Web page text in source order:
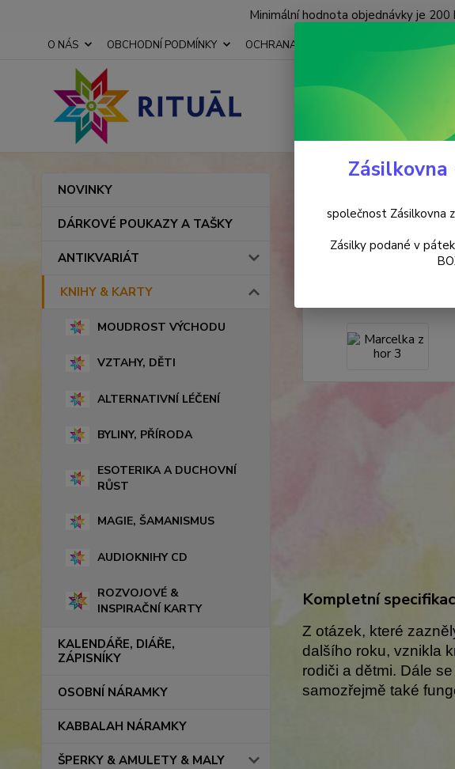
Minimální hodnota objednávky je
O NÁS OBCHODNÍ PODMÍNKY OCHRANA OSOBNÍCH ÚDAJŮ
NOVINKY
DÁRKOVÉ POUKAZY A TAŠKY
ANTIKVARIÁT
KNIHY & KARTY
MOUDROST VÝCHODU
VZTAHY, DĚTI
ALTERNATIVNÍ LÉČENÍ
BYLINY, PŘÍRODA
ESOTERIKA A DUCHOVNÍ
RŮST
MAGIE, ŠAMANISMUS
AUDIOKNIHY CD
ROZVOJOVÉ &
INSPIRAČNÍ KARTY
KALENDÁŘE, DIÁŘE,
ZÁPISNÍKY
OSOBNÍ NÁRAMKY
KABBALAH NÁRAMKY
ŠPERKY & AMULETY & MALY
KNIHY & KARTY
Marcelka z
Kompletní
Z otázek, které
dalšího roku, vznikla
rodiči a dětmi. Dále
samozřejmě také
společnost Zásilkovna
Zásilky podané v